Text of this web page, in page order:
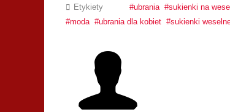
Etykiety
ubrania sukienki na
moda
ubrania dla kobiet sukienki